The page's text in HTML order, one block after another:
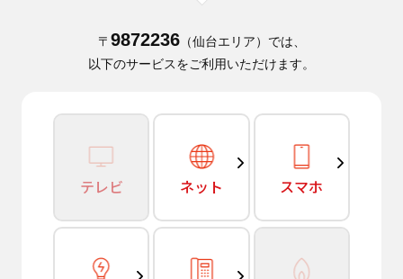
〒 9872236（仙台エリア）では、
以下のサービスをご利用いただけます。
テレビ ネット スマホ